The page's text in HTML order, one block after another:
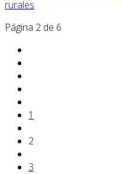
rurales
Página 2 de 6
1
2
3